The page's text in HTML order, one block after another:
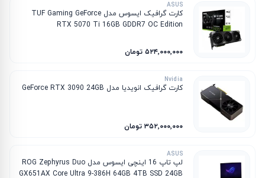
ASUS
کارت گرافیک ایسوس مدل TUF Gaming GeForce
RTX 5070 Ti 16GB GDDR7 OC Edition
۵۲۴٬۰۰۰٬۰۰۰ تومان
Nvidia
کارت گرافیک انویدیا مدل GeForce RTX 3090 24GB
۳۵۲٬۰۰۰٬۰۰۰ تومان
ASUS
لپ تاپ 16 اینچی ایسوس مدل ROG Zephyrus Duo
GX651AX Core Ultra 9-386H 64GB 4TB SSD 24GB